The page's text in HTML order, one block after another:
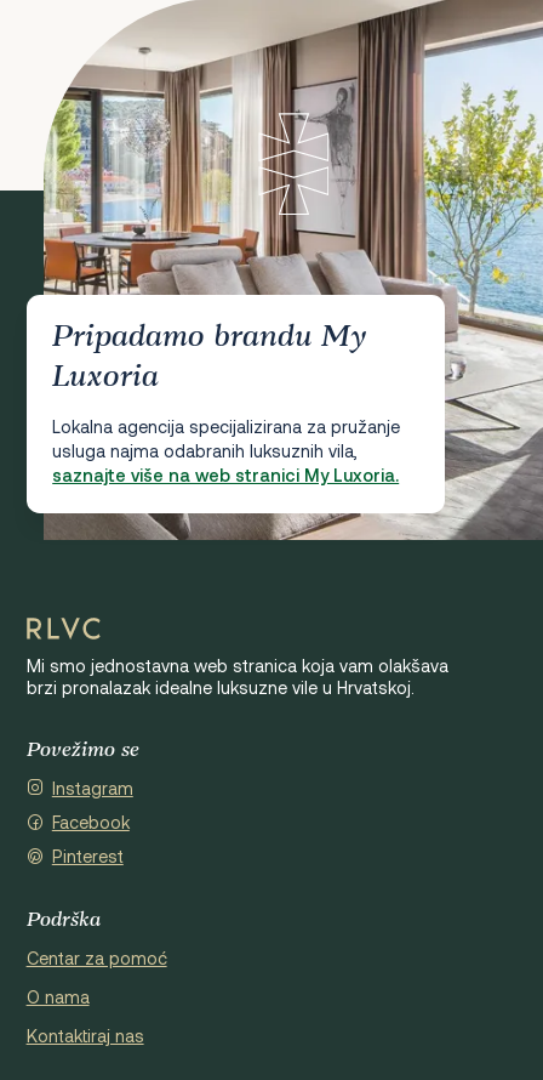
Pripadamo brandu My
Luxoria
Lokalna agencija specijalizirana za pružanje
usluga najma odabranih luksuznih vila,
saznajte više na web stranici My Luxoria.
Mi smo jednostavna web stranica koja vam olakšava
brzi pronalazak idealne luksuzne vile u Hrvatskoj.
Povežimo se
Instagram
Facebook
Pinterest
Podrška
Centar za pomoć
O nama
Kontaktiraj nas